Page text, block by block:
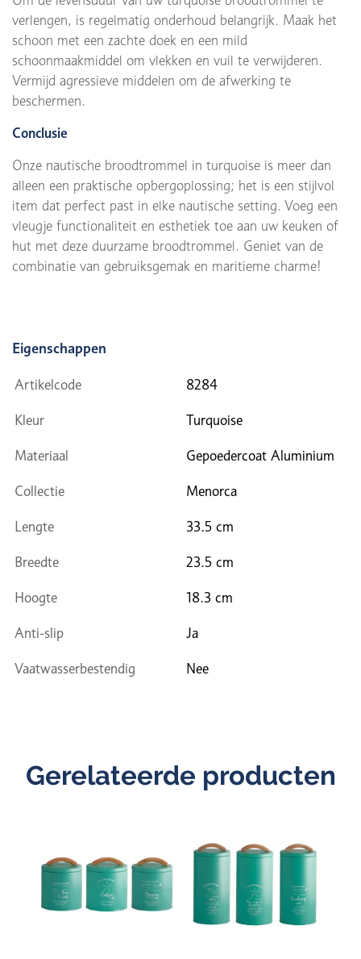
verlengen, is regelmatig onderhoud belangrijk. Maak het
schoon met een zachte doek en een mild
schoonmaakmiddel om vlekken en vuil te verwijderen.
Vermijd agressieve middelen om de afwerking te
beschermen.
Conclusie
Onze nautische broodtrommel in turquoise is meer dan
alleen een praktische opbergoplossing; het is een stijlvol
item dat perfect past in elke nautische setting. Voeg een
vleugje functionaliteit en esthetiek toe aan uw keuken of
hut met deze duurzame broodtrommel. Geniet van de
combinatie van gebruiksgemak en maritieme charme!
Eigenschappen
Artikelcode 8284
Kleur Turquoise
Materiaal Gepoedercoat Aluminium
Collectie Menorca
Lengte 33.5 cm
Breedte 23.5 cm
Hoogte 18.3 cm
Anti-slip Ja
Vaatwasserbestendig Nee
Gerelateerde producten